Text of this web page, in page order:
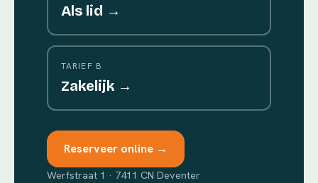
Als lid →
TARIEF B
Zakelijk →
Reserveer online →
Werfstraat 1 · 7411 CN Deventer